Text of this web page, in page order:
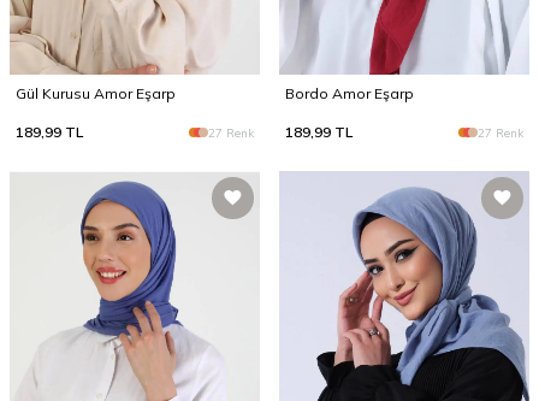
Gül Kurusu Amor Eşarp
189,99 TL 27 Renk
Bordo Amor Eşarp
189,99 TL 27 Renk